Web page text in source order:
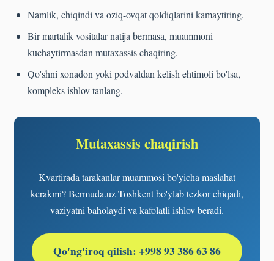
Namlik, chiqindi va oziq-ovqat qoldiqlarini kamaytiring.
Bir martalik vositalar natija bermasa, muammoni
kuchaytirmasdan mutaxassis chaqiring.
Qo'shni xonadon yoki podvaldan kelish ehtimoli bo'lsa,
kompleks ishlov tanlang.
Mutaxassis chaqirish
Kvartirada tarakanlar muammosi bo'yicha maslahat
kerakmi? Bermuda.uz Toshkent bo'ylab tezkor chiqadi,
vaziyatni baholaydi va kafolatli ishlov beradi.
Qo'ng'iroq qilish: +998 93 386 63 86